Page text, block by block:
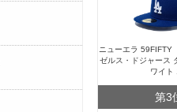
ニューエラ 59FIFTY
ゼルス・ドジャース
ワイト
第3